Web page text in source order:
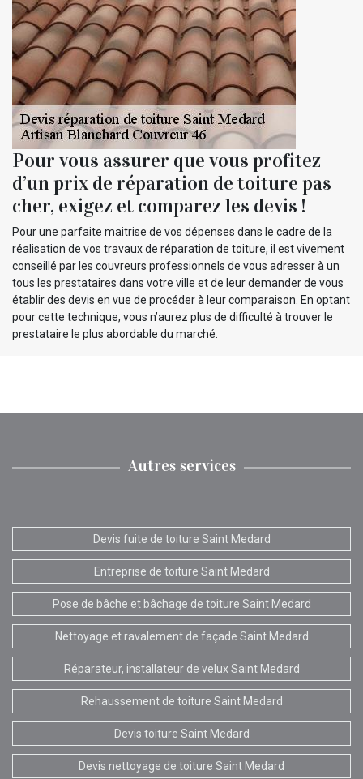
Pour vous assurer que vous profitez
d’un prix de réparation de toiture pas
cher, exigez et comparez les devis !
Pour une parfaite maitrise de vos dépenses dans le cadre de la
réalisation de vos travaux de réparation de toiture, il est vivement
conseillé par les couvreurs professionnels de vous adresser à un
tous les prestataires dans votre ville et de leur demander de vous
établir des devis en vue de procéder à leur comparaison. En optant
pour cette technique, vous n’aurez plus de difficulté à trouver le
prestataire le plus abordable du marché.
Autres services
Devis fuite de toiture Saint Medard
Entreprise de toiture Saint Medard
Pose de bâche et bâchage de toiture Saint Medard
Nettoyage et ravalement de façade Saint Medard
Réparateur, installateur de velux Saint Medard
Rehaussement de toiture Saint Medard
Devis toiture Saint Medard
Devis nettoyage de toiture Saint Medard